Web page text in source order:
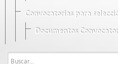
Convocatorias para
Documentos